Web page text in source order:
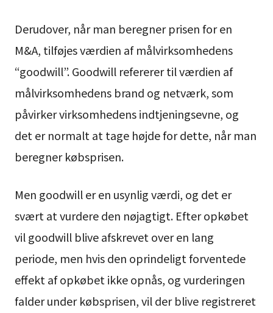
Derudover, når man beregner prisen for en
M&A, tilføjes værdien af målvirksomhedens
“goodwill”. Goodwill refererer til værdien af
målvirksomhedens brand og netværk, som
påvirker virksomhedens indtjeningsevne, og
det er normalt at tage højde for dette, når man
beregner købsprisen.
Men goodwill er en usynlig værdi, og det er
svært at vurdere den nøjagtigt. Efter opkøbet
vil goodwill blive afskrevet over en lang
periode, men hvis den oprindeligt forventede
effekt af opkøbet ikke opnås, og vurderingen
falder under købsprisen, vil der blive registreret